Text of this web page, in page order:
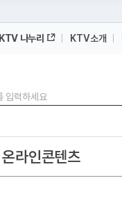
KTV 나누리 KTV소개
온라인콘텐츠